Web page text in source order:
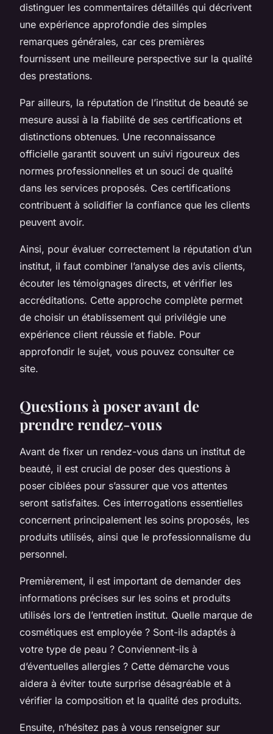
distinguer les commentaires détaillés qui décrivent
une expérience approfondie des simples
remarques générales, car ces premières
fournissent une meilleure perspective sur la qualité
des prestations.
Par ailleurs, la réputation de l’institut de beauté se
mesure aussi à la fiabilité de ses certifications et
distinctions obtenues. Une reconnaissance
officielle garantit souvent un suivi rigoureux des
normes professionnelles et un souci de qualité
dans les services proposés. Ces certifications
contribuent à solidifier la confiance que les clients
peuvent avoir.
Ainsi, pour évaluer correctement la réputation d’un
institut, il faut combiner l’analyse des avis clients,
écouter les témoignages directs, et vérifier les
accréditations. Cette approche complète permet
de choisir un établissement qui privilégie une
expérience client réussie et fiable. Pour
approfondir le sujet, vous pouvez consulter ce
site.
Questions à poser avant de
prendre rendez-vous
Avant de fixer un rendez-vous dans un institut de
beauté, il est crucial de poser des questions à
poser ciblées pour s’assurer que vos attentes
seront satisfaites. Ces interrogations essentielles
concernent principalement les soins proposés, les
produits utilisés, ainsi que le professionnalisme du
personnel.
Premièrement, il est important de demander des
informations précises sur les soins et produits
utilisés lors de l’entretien institut. Quelle marque de
cosmétiques est employée ? Sont-ils adaptés à
votre type de peau ? Conviennent-ils à
d’éventuelles allergies ? Cette démarche vous
aidera à éviter toute surprise désagréable et à
vérifier la composition et la qualité des produits.
Ensuite, n’hésitez pas à vous renseigner sur